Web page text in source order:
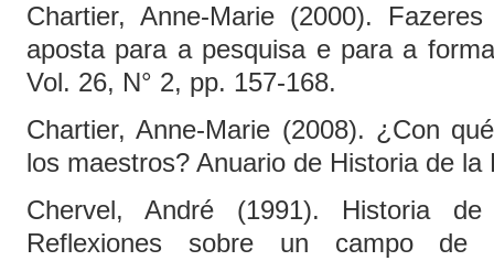
Chartier, Anne-Marie (2000).
aposta para a pesquisa e para a
Vol. 26, N° 2, pp. 157-168.
Chartier, Anne-Marie (2008). ¿Con
los maestros? Anuario de Historia de
Chervel, André (1991). Historia
Reflexiones sobre un campo de